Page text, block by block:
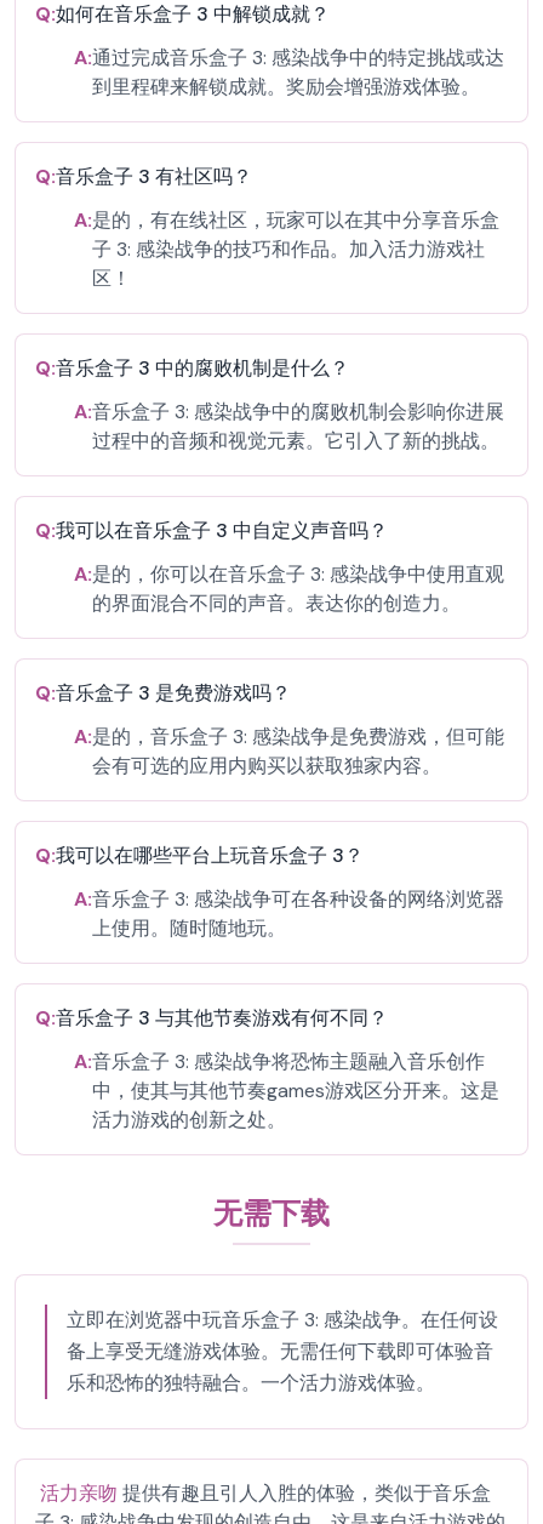
Q:如何在音乐盒子 3 中解锁成就？
A:通过完成音乐盒子 3: 感染战争中的特定挑战或达
到里程碑来解锁成就。奖励会增强游戏体验。
Q:音乐盒子 3 有社区吗？
A:是的，有在线社区，玩家可以在其中分享音乐盒
子 3: 感染战争的技巧和作品。加入活力游戏社
区！
Q:音乐盒子 3 中的腐败机制是什么？
A:音乐盒子 3: 感染战争中的腐败机制会影响你进展
过程中的音频和视觉元素。它引入了新的挑战。
Q:我可以在音乐盒子 3 中自定义声音吗？
A:是的，你可以在音乐盒子 3: 感染战争中使用直观
的界面混合不同的声音。表达你的创造力。
Q:音乐盒子 3 是免费游戏吗？
A:是的，音乐盒子 3: 感染战争是免费游戏，但可能
会有可选的应用内购买以获取独家内容。
Q:我可以在哪些平台上玩音乐盒子 3？
A:音乐盒子 3: 感染战争可在各种设备的网络浏览器
上使用。随时随地玩。
Q:音乐盒子 3 与其他节奏游戏有何不同？
A:音乐盒子 3: 感染战争将恐怖主题融入音乐创作
中，使其与其他节奏games游戏区分开来。这是
活力游戏的创新之处。
无需下载
立即在浏览器中玩音乐盒子 3: 感染战争。在任何设
备上享受无缝游戏体验。无需任何下载即可体验音
乐和恐怖的独特融合。一个活力游戏体验。
活力亲吻 提供有趣且引人入胜的体验，类似于音乐盒